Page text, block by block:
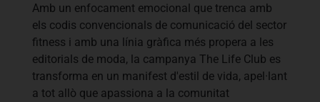
Amb un enfocament emocional que trenca amb
els codis convencionals de comunicació del sector
fitness i amb una línia gràfica més propera a les
editorials de moda, la campanya The Life Club es
transforma en un manifest d'estil de vida, apel·lant
a tot allò que apassiona a la comunitat